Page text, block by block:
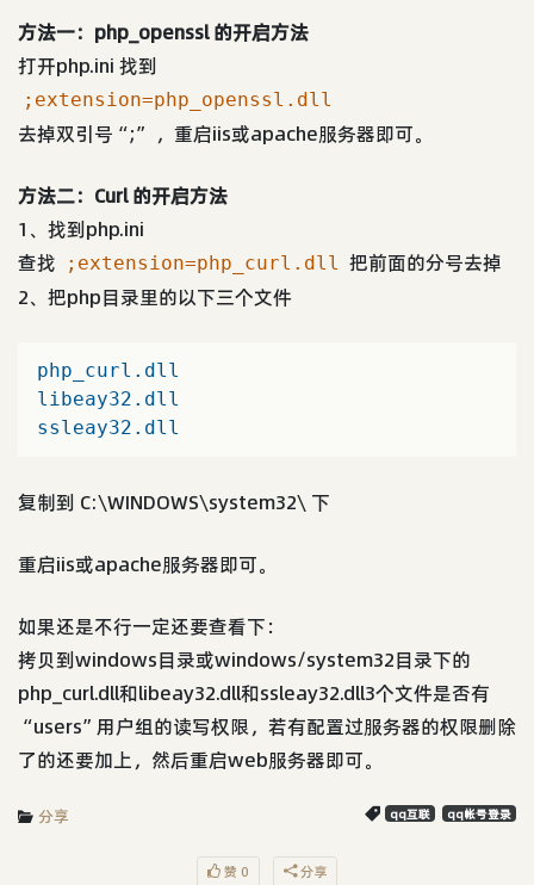
方法一：php_openssl 的开启方法
打开php.ini 找到
;extension=php_openssl.dll
去掉双引号“;” ，重启iis或apache服务器即可。
方法二：Curl 的开启方法
1、找到php.ini
查找
;extension=php_curl.dll 把前面的分号去掉
2、把php目录里的以下三个文件
php_curl .dll
libeay32 .dll
ssleay32 .dll
复制到 C:\WINDOWS\system32\ 下
重启iis或apache服务器即可。
如果还是不行一定还要查看下：
拷贝到windows目录或windows/system32目录下的
php_curl.dll和libeay32.dll和ssleay32.dll3个文件是否有
“users”用户组的读写权限，若有配置过服务器的权限删除
了的还要加上，然后重启web服务器即可。
分享 qq互联 qq帐号登录
赞 0 分享